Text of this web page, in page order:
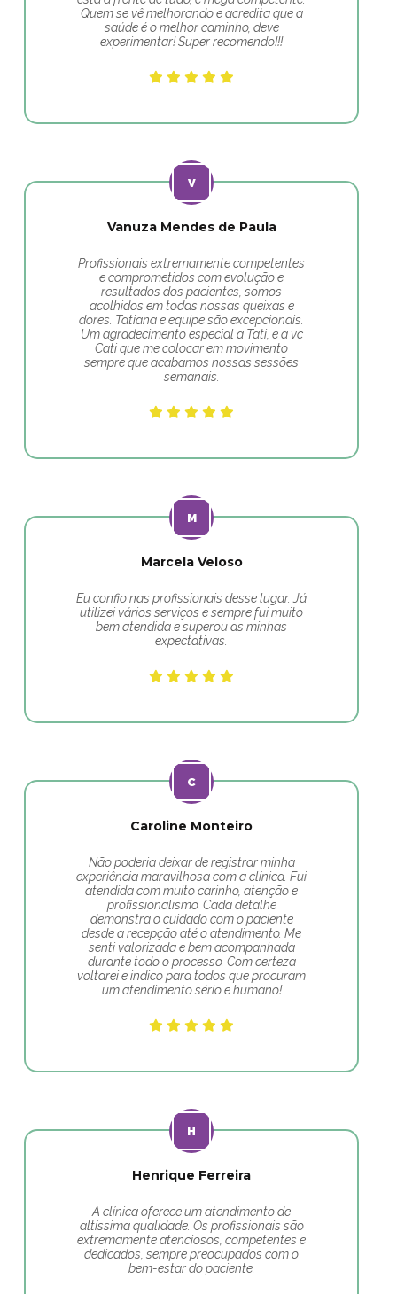
Quem se vê melhorando e acredita que a
saúde é o melhor caminho, deve
experimentar! Super recomendo!!!
Vanuza Mendes de Paula
Profissionais extremamente competentes
e comprometidos com evolução e
resultados dos pacientes, somos
acolhidos em todas nossas queixas e
dores. Tatiana e equipe são excepcionais.
Um agradecimento especial a Tati, e a vc
Cati que me colocar em movimento
sempre que acabamos nossas sessões
semanais.
Marcela Veloso
Eu confio nas profissionais desse lugar. Já
utilizei vários serviços e sempre fui muito
bem atendida e superou as minhas
expectativas.
Caroline Monteiro
Não poderia deixar de registrar minha
experiência maravilhosa com a clínica. Fui
atendida com muito carinho, atenção e
profissionalismo. Cada detalhe
demonstra o cuidado com o paciente
desde a recepção até o atendimento. Me
senti valorizada e bem acompanhada
durante todo o processo. Com certeza
voltarei e indico para todos que procuram
um atendimento sério e humano!
Henrique Ferreira
A clínica oferece um atendimento de
altíssima qualidade. Os profissionais são
extremamente atenciosos, competentes e
dedicados, sempre preocupados com o
bem-estar do paciente.